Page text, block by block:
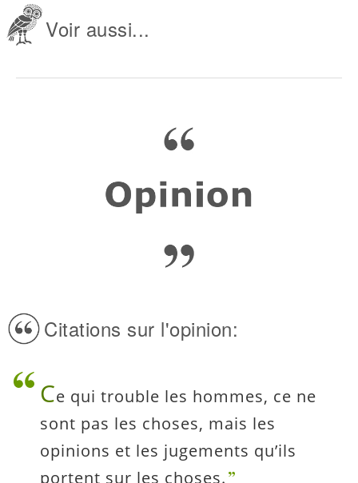
Voir aussi...
Citations sur l'opinion:
Ce qui trouble les hommes, ce ne
sont pas les choses, mais les
opinions et les jugements qu’ils
portent sur les choses.